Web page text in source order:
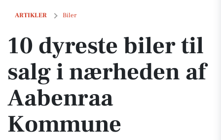
ARTIKLER Biler
10 dyreste biler til salg i nærheden af Aabenraa Kommune
10 dyreste biler til
salg i nærheden af
Aabenraa
Kommune